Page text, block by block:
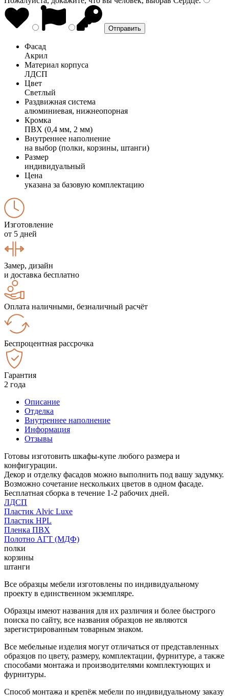
Фасад
Акрил
Материал корпуса
ЛДСП
Цвет
Светлый
Раздвижная система
алюминиевая, нижнеопорная
Кромка
ПВХ (0,4 мм, 2 мм)
Внутреннее наполнение
на выбор (полки, корзины, штанги)
Размер
индивидуальный
Цена
указана за базовую комплектацию
Изготовление
от 5 дней
Замер, дизайн
и доставка бесплатно
Оплата наличными, безналичный расчёт
Беспроцентная рассрочка
Гарантия
2 года
Описание
Отделка
Внутреннее наполнение
Информация
Отзывы
Готовы изготовить шкафы-купе любого размера и
конфигурации.
Декор и отделку фасадов можно выполнить под вашу задумку.
Возможно сочетание нескольких цветов в одном фасаде.
Бесплатная сборка в течение 1-2 рабочих дней.
ЛДСП
Пластик Alvic Luxe
Пластик HPL
Пленка ПВХ
Полотно АГТ (МДФ)
полки
корзины
штанги
Все образцы мебели изготовлены по индивидуальному
проекту в единственном экземпляре.
Образцы имеют названия для их различия и более быстрого
поиска по сайту, все названия образцов не являются
зарегистрированным товарным знаком.
Все мебельные изделия могут отличаться от представленных
образцов по цвету, размеру, комплектации, фурнитуре, а также
способами монтажа и производителями комплектующих и
фурнитуры.
Способ монтажа и крепёж мебели по индивидуальному заказу